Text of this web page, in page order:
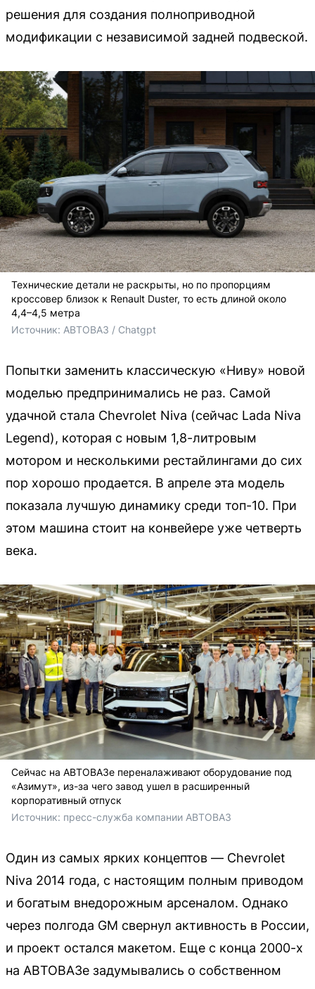
решения для создания полноприводной
модификации с независимой задней подвеской.
Технические детали не раскрыты, но по пропорциям
кроссовер близок к Renault Duster, то есть длиной около
4,4–4,5 метра
Источник: АВТОВАЗ / Chatgpt
Попытки заменить классическую «Ниву» новой
моделью предпринимались не раз. Самой
удачной стала Chevrolet Niva (сейчас Lada Niva
Legend), которая с новым 1,8-литровым
мотором и несколькими рестайлингами до сих
пор хорошо продается. В апреле эта модель
показала лучшую динамику среди топ-10. При
этом машина стоит на конвейере уже четверть
века.
Сейчас на АВТОВАЗе переналаживают оборудование под
«Азимут», из-за чего завод ушел в расширенный
корпоративный отпуск
Источник: пресс-служба компании АВТОВАЗ
Один из самых ярких концептов — Chevrolet
Niva 2014 года, с настоящим полным приводом
и богатым внедорожным арсеналом. Однако
через полгода GM свернул активность в России,
и проект остался макетом. Еще с конца 2000-х
на АВТОВАЗе задумывались о собственном